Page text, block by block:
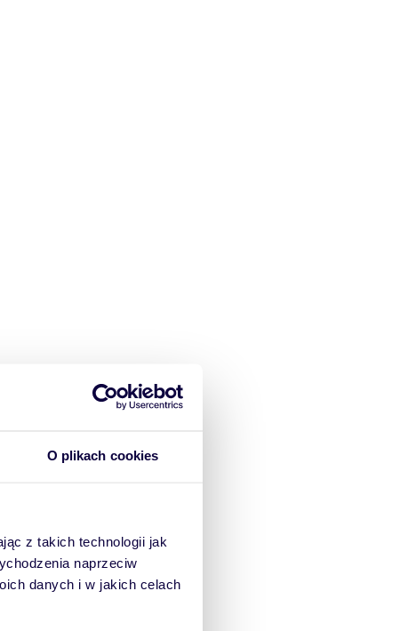
O plikach cookies
z takich technologii jak
naprzeciw
danych i w jakich celach